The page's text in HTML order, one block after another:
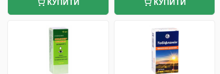
КУПИТИ КУПИТИ